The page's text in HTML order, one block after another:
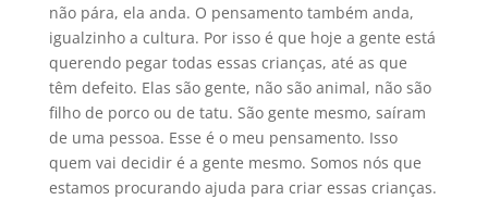
não pára, ela anda. O pensamento também anda,
igualzinho a cultura. Por isso é que hoje a gente está
querendo pegar todas essas crianças, até as que
têm defeito. Elas são gente, não são animal, não são
filho de porco ou de tatu. São gente mesmo, saíram
de uma pessoa. Esse é o meu pensamento. Isso
quem vai decidir é a gente mesmo. Somos nós que
estamos procurando ajuda para criar essas crianças.